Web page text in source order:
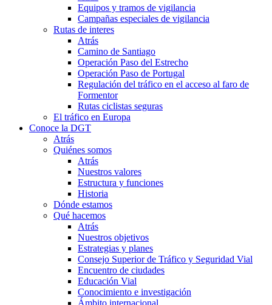
Equipos y tramos de vigilancia
Campañas especiales de vigilancia
Rutas de interes
Atrás
Camino de Santiago
Operación Paso del Estrecho
Operación Paso de Portugal
Regulación del tráfico en el acceso al faro de
Formentor
Rutas ciclistas seguras
El tráfico en Europa
Conoce la DGT
Atrás
Quiénes somos
Atrás
Nuestros valores
Estructura y funciones
Historia
Dónde estamos
Qué hacemos
Atrás
Nuestros objetivos
Estrategias y planes
Consejo Superior de Tráfico y Seguridad Vial
Encuentro de ciudades
Educación Vial
Conocimiento e investigación